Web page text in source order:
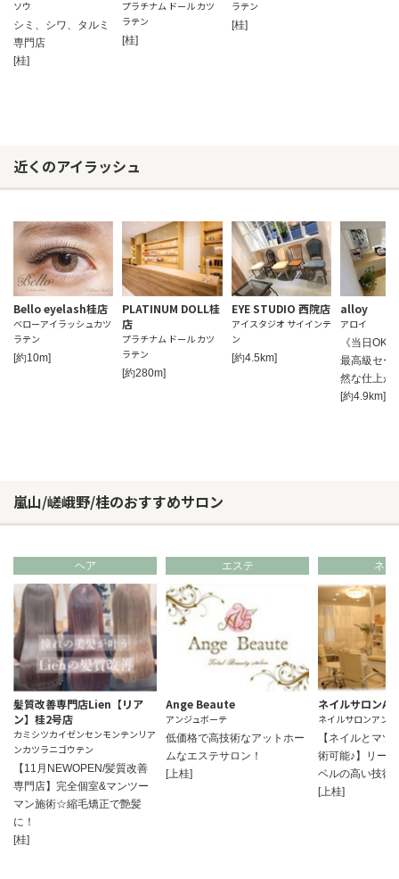
ソウ
シミ、シワ、タルミ
専門店
[桂]
プラチナム ドール カツ
ラテン
[桂]
ラテン
[桂]
近くのアイラッシュ
Bello eyelash桂店
ベローアイラッシュカツ
ラテン
[約10m]
PLATINUM DOLL桂
店
プラチナム ドール カツ
ラテン
[約280m]
EYE STUDIO 西院店
アイスタジオ サイインテ
ン
[約4.5km]
alloy
アロイ
《当日OK
最高級セー
然な仕上が
[約4.9km]
嵐山/嵯峨野/桂のおすすめサロン
ヘア
髪質改善専門店Lien【リア
ン】桂2号店
カミシツカイゼンセンモンテンリア
ンカツラニゴウテン
【11月NEWOPEN/髪質改善
専門店】完全個室&マンツー
マン施術☆縮毛矯正で艶髪
に！
[桂]
エステ
Ange Beaute
アンジュボーテ
低価格で高技術なアットホー
ムなエステサロン！
[上桂]
ネイ
ネイルサロン
ネイルサロンアン
【ネイルとマ
術可能♪】リー
ベルの高い技
[上桂]